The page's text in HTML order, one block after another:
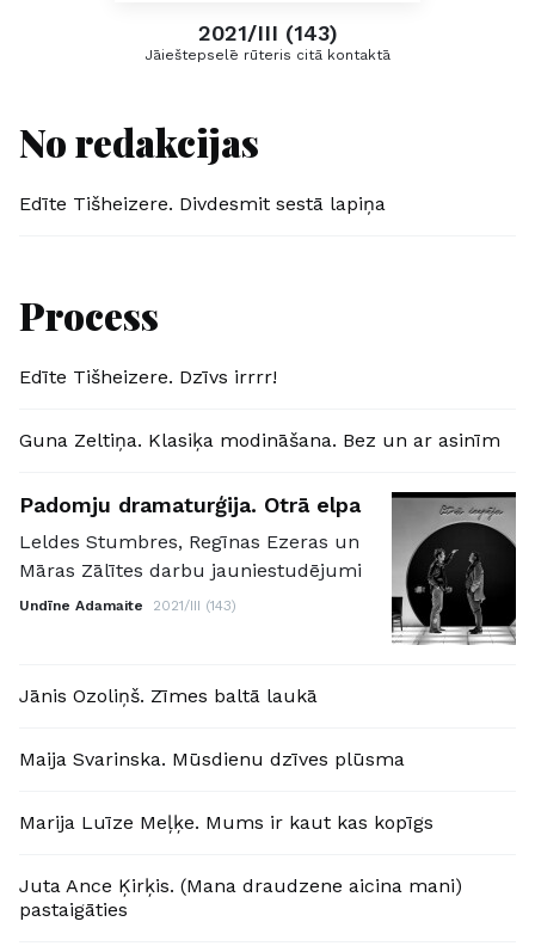
2021/III (143)
Jāieštepselē rūteris citā kontaktā
No redakcijas
Edīte Tišheizere. Divdesmit sestā lapiņa
Process
Edīte Tišheizere. Dzīvs irrrr!
Guna Zeltiņa. Klasiķa modināšana. Bez un ar asinīm
Padomju dramaturģija. Otrā elpa
Leldes Stumbres, Regīnas Ezeras un
Māras Zālītes darbu jauniestudējumi
Undīne Adamaite 2021/III (143)
Jānis Ozoliņš. Zīmes baltā laukā
Maija Svarinska. Mūsdienu dzīves plūsma
Marija Luīze Meļķe. Mums ir kaut kas kopīgs
Juta Ance Ķirķis. (Mana draudzene aicina mani)
pastaigāties